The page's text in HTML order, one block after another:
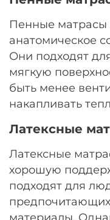
Пенные матрасы
анатомическое
Они подходят
мягкую
быть менее
накапливать
Латексные
Латексные
хорошую
подходят для
предпочитающих
материалы.